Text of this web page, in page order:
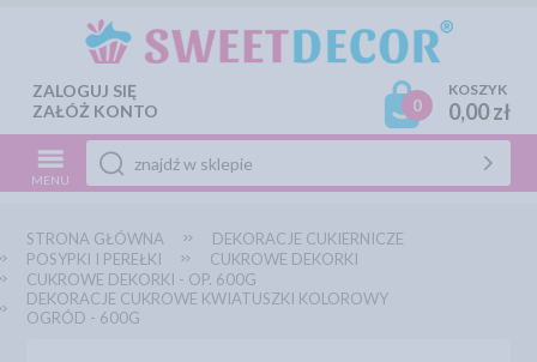
ZALOGUJ SIĘ
ZAŁÓŻ KONTO
0
KOSZYK
0,00 zł
MENU
STRONA GŁÓWNA
DEKORACJE CUKIERNICZE
POSYPKI I PEREŁKI
CUKROWE DEKORKI
CUKROWE DEKORKI - OP. 600G
DEKORACJE CUKROWE KWIATUSZKI KOLOROWY
OGRÓD - 600G